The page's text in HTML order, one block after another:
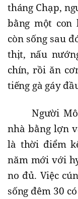
tháng Chạp,
bằng một con
còn sống sau
thịt, nấu
chín, rồi ăn
tiếng gà gáy
Người
nhà bằng lợn
là thời điểm
năm mới với
no đủ. Việc
sống đêm 30